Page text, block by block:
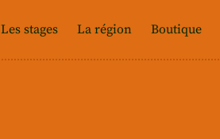
Les stages La région Boutique